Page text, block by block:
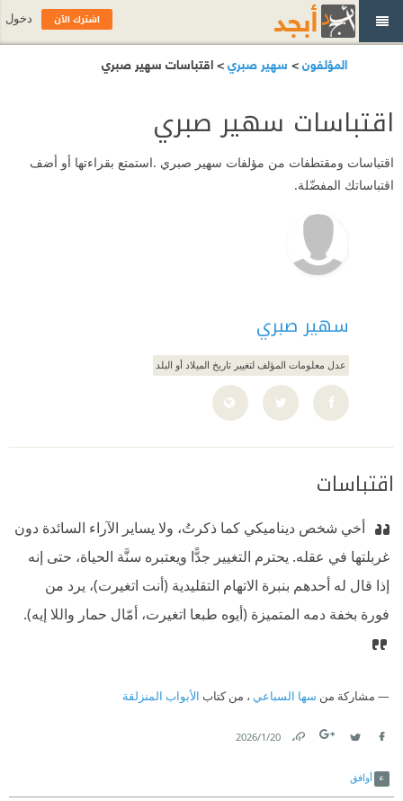
المؤلفون> سهير صبري> اقتباسات سهير صبري
اقتباسات سهير صبري
اقتباسات ومقتطفات من مؤلفات سهير صبري .استمتع بقراءتها أو أضف
اقتباساتك المفضّلة.
سهير صبري
عدل معلومات المؤلف لتغيير تاريخ الميلاد أو البلد
اقتباسات
‫ أخي شخص ديناميكي كما ذكرتُ، ولا يساير الآراء السائدة دون
غربلتها في عقله. يحترم التغيير جدًّا ويعتبره سنَّة الحياة، حتى إنه
إذا قال له أحدهم بنبرة الاتهام التقليدية (أنت اتغيرت)، يرد من
فورة بخفة دمه المتميزة (أيوه طبعا اتغيرت، أمّال حمار واللا إيه).
مشاركة من سها السباعي ، من كتاب الأبواب المنزلقة
20‏/1‏/2026
أوافق
اشترك الآن دخول